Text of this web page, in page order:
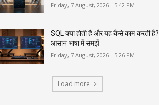
Friday, 7 August, 2026 - 5:42 PM
SQL क्या होती है और यह कैसे काम करती है?
आसान भाषा में समझें
Friday, 7 August, 2026 - 5:26 PM
Load more